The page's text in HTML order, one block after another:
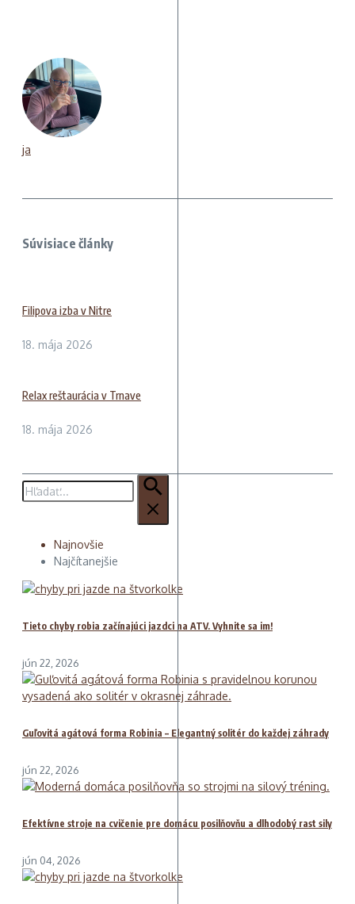
ja
Súvisiace články
Filipova izba v Nitre
18. mája 2026
Relax reštaurácia v Trnave
18. mája 2026
Hľadať:
Najnovšie
Najčítanejšie
Tieto chyby robia začínajúci jazdci na ATV. Vyhnite sa im!
jún 22, 2026
Guľovitá agátová forma Robinia – Elegantný solitér do každej záhrady
jún 22, 2026
Efektívne stroje na cvičenie pre domácu posilňovňu a dlhodobý rast sily
jún 04, 2026